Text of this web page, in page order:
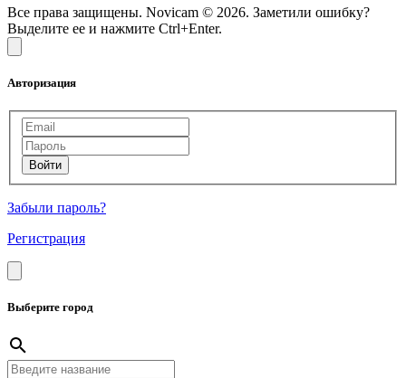
Все права защищены. Novicam © 2026. Заметили ошибку?
Выделите ее и нажмите Ctrl+Enter.
Авторизация
Забыли пароль?
Регистрация
Выберите город